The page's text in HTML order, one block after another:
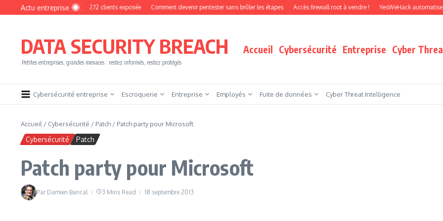
Aller au contenu
Actu entreprise
: une base de 16 272 clients exposée Comment devenir pentester sans brûler les étapes Accès firewall root à vendre ! YesWeHack automatise le
DATA SECURITY BREACH
Petites entreprises, grandes menaces : restez informés, restez protégés
Accueil Cybersécurité Entreprise Cyber
Cybersécurité entreprise Escroquerie Entreprise Employés Fuite de données Cyber Threat Intelligence
Accueil / Cybersécurité / Patch / Patch party pour Microsoft
Cybersécurité Patch
Patch party pour Microsoft
Par Damien Bancal 3 Mins Read 18 septembre 2013